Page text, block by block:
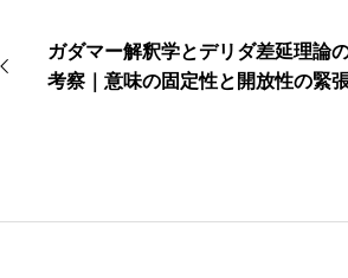
ガダマー解釈学とデリダ差延理論
考察｜意味の固定性と開放性の緊